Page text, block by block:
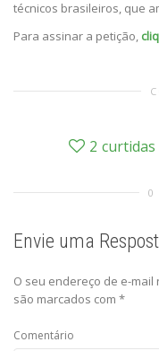
técnicos brasileiros, que
Para assinar a petição,
2 curtidas
0
Envie uma
O seu endereço de e-
são marcados com *
Comentário